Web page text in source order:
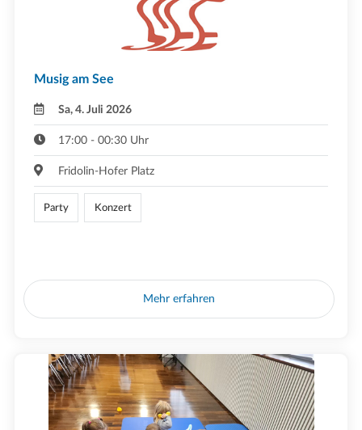
Musig am See
Sa, 4. Juli 2026
17:00 - 00:30 Uhr
Fridolin-Hofer Platz
Party Konzert
Mehr erfahren